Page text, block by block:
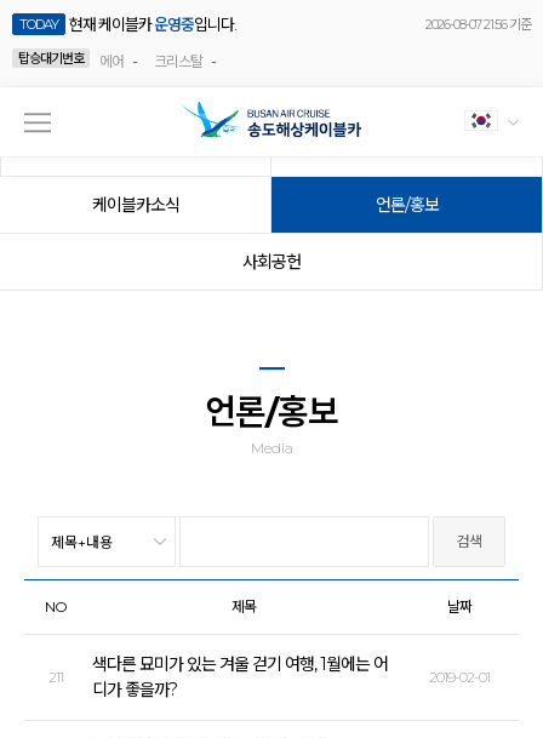
TODAY 현재 케이블카운영중입니다.
2026-08-07 21:56 기준
탑승대기번호
에어 - 크리스탈 -
케이블카소식 언론/홍보
사회공헌
언론/홍보
Media
NO 제목 날짜
211
색다른 묘미가 있는 겨울 걷기 여행, 1월에는 어
디가 좋을까?
2019-02-01